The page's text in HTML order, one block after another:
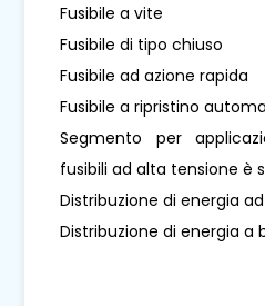
Fusibile a vite
Fusibile di tipo chiuso
Fusibile ad azione rapida
Fusibile a ripristino
Segmento per
fusibili ad alta tensione è
Distribuzione di energia
Distribuzione di energia a